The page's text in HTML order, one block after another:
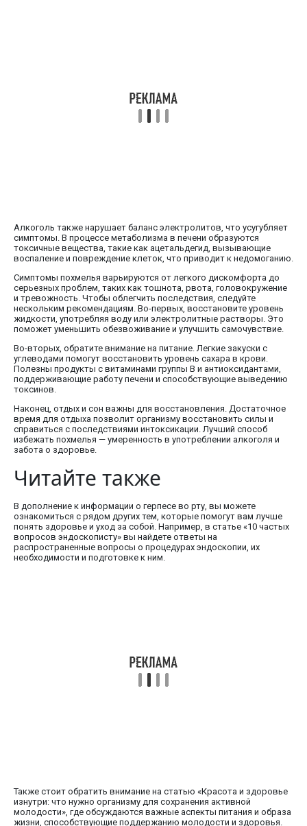
Алкоголь также нарушает баланс электролитов, что усугубляет
симптомы. В процессе метаболизма в печени образуются
токсичные вещества, такие как ацетальдегид, вызывающие
воспаление и повреждение клеток, что приводит к недомоганию.
Симптомы похмелья варьируются от легкого дискомфорта до
серьезных проблем, таких как тошнота, рвота, головокружение
и тревожность. Чтобы облегчить последствия, следуйте
нескольким рекомендациям. Во-первых, восстановите уровень
жидкости, употребляя воду или электролитные растворы. Это
поможет уменьшить обезвоживание и улучшить самочувствие.
Во-вторых, обратите внимание на питание. Легкие закуски с
углеводами помогут восстановить уровень сахара в крови.
Полезны продукты с витаминами группы B и антиоксидантами,
поддерживающие работу печени и способствующие выведению
токсинов.
Наконец, отдых и сон важны для восстановления. Достаточное
время для отдыха позволит организму восстановить силы и
справиться с последствиями интоксикации. Лучший способ
избежать похмелья — умеренность в употреблении алкоголя и
забота о здоровье.
Читайте также
В дополнение к информации о герпесе во рту, вы можете
ознакомиться с рядом других тем, которые помогут вам лучше
понять здоровье и уход за собой. Например, в статье «10 частых
вопросов эндоскописту» вы найдете ответы на
распространенные вопросы о процедурах эндоскопии, их
необходимости и подготовке к ним.
Также стоит обратить внимание на статью «Красота и здоровье
изнутри: что нужно организму для сохранения активной
молодости», где обсуждаются важные аспекты питания и образа
жизни, способствующие поддержанию молодости и здоровья.